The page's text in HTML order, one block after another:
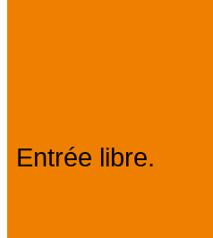
Entrée libre.